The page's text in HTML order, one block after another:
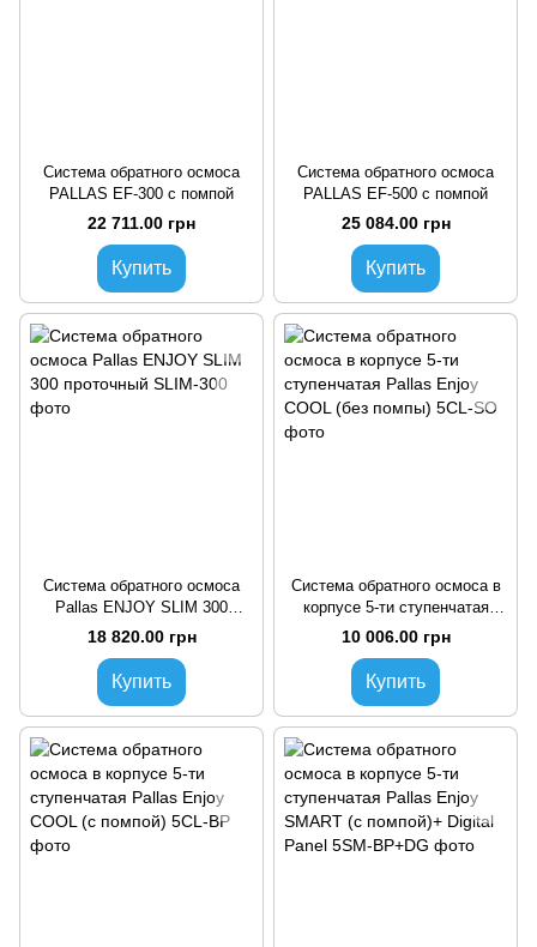
Система обратного осмоса
PALLAS EF-300 с помпой
22 711.00 грн
Купить
Система обратного осмоса
PALLAS EF-500 с помпой
25 084.00 грн
Купить
Система обратного осмоса
Pallas ENJOY SLIM 300
проточный
18 820.00 грн
Купить
Система обратного осмоса в
корпусе 5-ти ступенчатая
Pallas Enjoy COOL (без
10 006.00 грн
Купить